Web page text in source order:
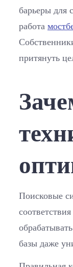
барьеры для
работа
притянуть
Поисковые
базы даже